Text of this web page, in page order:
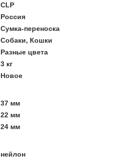
CLP
Россия
Сумка-переноска
Собаки, Кошки
Разные цвета
3 кг
Новое
37 мм
22 мм
24 мм
нейлон